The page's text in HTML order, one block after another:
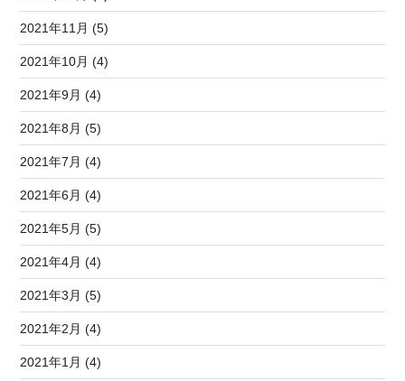
2021年11月 (5)
2021年10月 (4)
2021年9月 (4)
2021年8月 (5)
2021年7月 (4)
2021年6月 (4)
2021年5月 (5)
2021年4月 (4)
2021年3月 (5)
2021年2月 (4)
2021年1月 (4)